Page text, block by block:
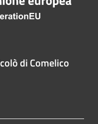
di Comelico